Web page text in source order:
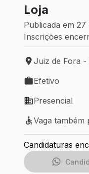
Loja
Publicada em
Inscrições
Local de
Juiz de Fora -
Tipo de vaga:
Efetivo
Modelo de
Presencial
Vaga também
Vaga também
Candidaturas